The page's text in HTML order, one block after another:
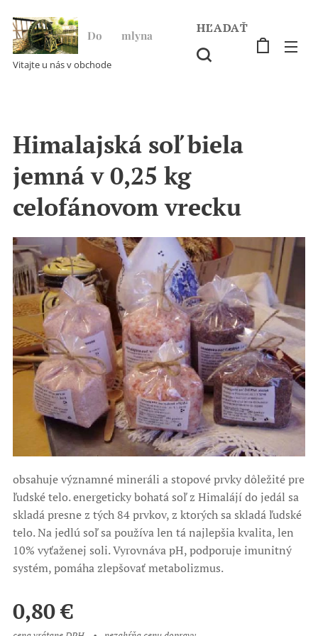
Do ♥ mlyna
Vitajte u nás v obchode
HĽADAŤ
Himalajská soľ biela
jemná v 0,25 kg
celofánovom vrecku
obsahuje významné mineráli a stopové prvky dôležité pre
ľudské telo. energeticky bohatá soľ z Himalájí do jedál sa
skladá presne z tých 84 prvkov, z ktorých sa skladá ľudské
telo. Na jedlú soľ sa používa len tá najlepšia kvalita, len
10% vyťaženej soli. Vyrovnáva pH, podporuje imunitný
systém, pomáha zlepšovať metabolizmus.
0,80€